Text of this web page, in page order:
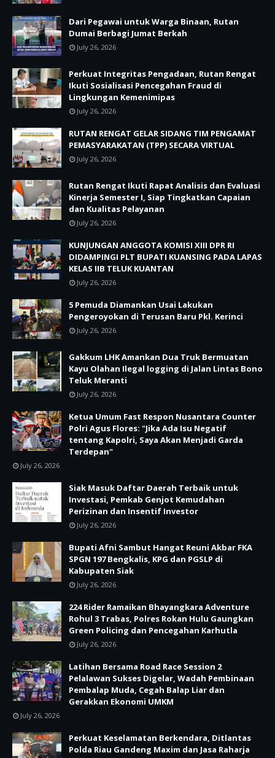
Dari Pegawai untuk Warga Binaan, Rutan
Dumai Berbagi Jumat Berkah
July 26, 2026
Perkuat Integritas Pengadaan, Rutan Rengat
Ikuti Sosialisasi Pencegahan Fraud di
Lingkungan Kemenimipas
July 26, 2026
RUTAN RENGAT GELAR SIDANG TIM PENGAMAT
PEMASYARAKATAN (TPP) SECARA VIRTUAL
July 26, 2026
Rutan Rengat Ikuti Rapat Analisis dan Evaluasi
Kinerja Semester I, Siap Tingkatkan Capaian
dan Kualitas Pelayanan
July 26, 2026
KUNJUNGAN ANGGOTA KOMISI XIII DPR RI
DIDAMPINGI PLT BUPATI KUANSING PADA LAPAS
KELAS IIB TELUK KUANTAN
July 26, 2026
5 Pemuda Diamankan Usai Lakukan
Pengeroyokan di Terusan Baru Pkl. Kerinci
July 26, 2026
Gakkum LHK Amankan Dua Truk Bermuatan
Kayu Olahan Ilegal logging di Jalan Lintas Bono
Teluk Meranti
July 26, 2026
Ketua Umum Fast Respon Nusantara Counter
Polri Agus Flores: "Jika Ada Isu Negatif
tentang Kapolri, Saya Akan Menjadi Garda
Terdepan"
July 26, 2026
Siak Masuk Daftar Daerah Terbaik untuk
Investasi, Pemkab Genjot Kemudahan
Perizinan dan Insentif Investor
July 26, 2026
Bupati Afni Sambut Hangat Reuni Akbar FKA
SPGN 197 Bengkalis, KPG dan PGSLP di
Kabupaten Siak
July 26, 2026
224 Rider Ramaikan Bhayangkara Adventure
Rohul 3 Trabas, Polres Rokan Hulu Gaungkan
Green Policing dan Pencegahan Karhutla
July 26, 2026
Latihan Bersama Road Race Session 2
Pelalawan Sukses Digelar, Wadah Pembinaan
Pembalap Muda, Cegah Balap Liar dan
Gerakkan Ekonomi UMKM
July 26, 2026
Perkuat Keselamatan Berkendara, Ditlantas
Polda Riau Gandeng Maxim dan Jasa Raharja